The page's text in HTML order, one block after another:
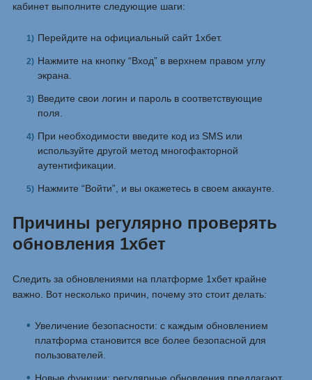
кабинет выполните следующие шаги:
Перейдите на официальный сайт 1хбет.
Нажмите на кнопку “Вход” в верхнем правом углу
экрана.
Введите свои логин и пароль в соответствующие
поля.
При необходимости введите код из SMS или
используйте другой метод многофакторной
аутентификации.
Нажмите “Войти”, и вы окажетесь в своем аккаунте.
Причины регулярно проверять
обновления 1хбет
Следить за обновлениями на платформе 1хбет крайне
важно. Вот несколько причин, почему это стоит делать:
Увеличение безопасности: с каждым обновлением
платформа становится все более безопасной для
пользователей.